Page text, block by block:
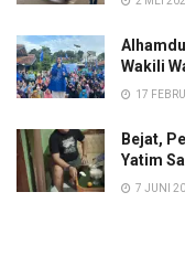
Wakili
17
Bejat,
Yatim
7 JUNI